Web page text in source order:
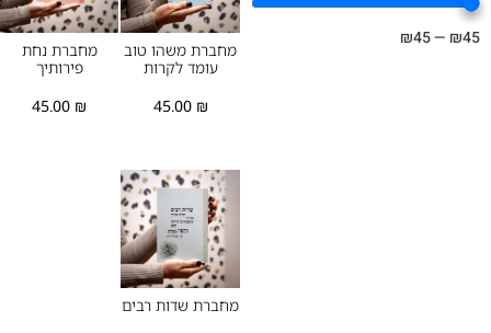
מחברת משהו טוב
עומד לקרות
45.00₪
מחברת נחת
פירותיך
45.00
מחברת שדות רבים
₪45
—
₪45